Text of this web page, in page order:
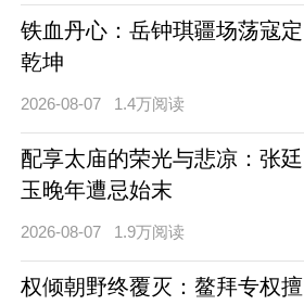
铁血丹心：岳钟琪疆场荡寇定
乾坤
2026-08-07 1.4万阅读
配享太庙的荣光与悲凉：张廷
玉晚年遭忌始末
2026-08-07 1.9万阅读
权倾朝野终覆灭：鳌拜专权擅